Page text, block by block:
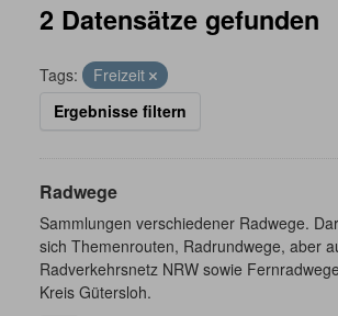
2 Datensätze gefunden
Tags:
Freizeit
Ergebnisse filtern
Radwege
Sammlungen verschiedener Radwege.
sich Themenrouten, Radrundwege, aber
Radverkehrsnetz NRW sowie
Kreis Gütersloh.